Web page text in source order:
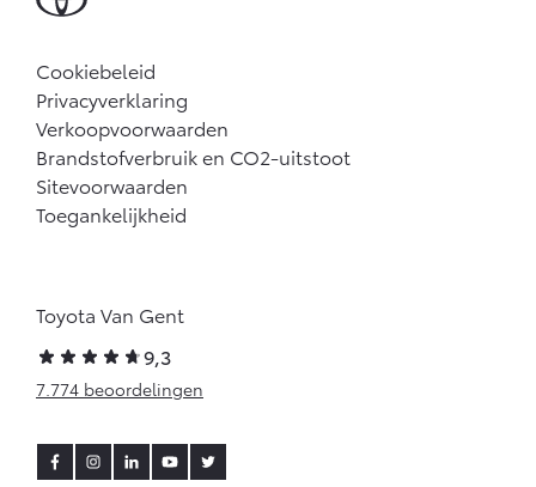
Cookiebeleid
Privacyverklaring
Verkoopvoorwaarden
Brandstofverbruik en CO2-uitstoot
Sitevoorwaarden
Toegankelijkheid
Toyota Van Gent
9,3
7.774 beoordelingen